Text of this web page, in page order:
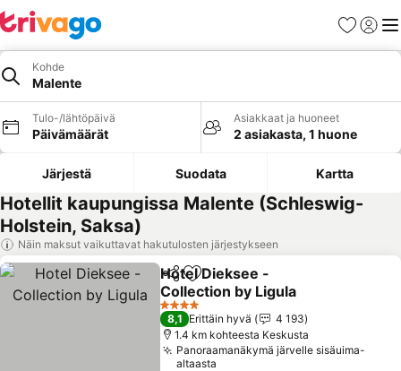
Suosikit
Kohde
Malente
Tulo-/lähtöpäivä
Päivämäärät
Asiakkaat ja huoneet
2 asiakasta, 1 huone
Järjestä Suodata Kartta
Hotellit kaupungissa Malente (Schleswig-
Holstein, Saksa)
Näin maksut vaikuttavat hakutulosten järjestykseen
Jaa Lisää suosikkeihin
Hotel Dieksee -
Collection by Ligula
Katso hinnat
4 Tähtiluokitus
8,1 Erittäin hyvä
4 193
1.4 km kohteesta Keskusta
Panoraamanäkymä järvelle sisäuima-
altaasta